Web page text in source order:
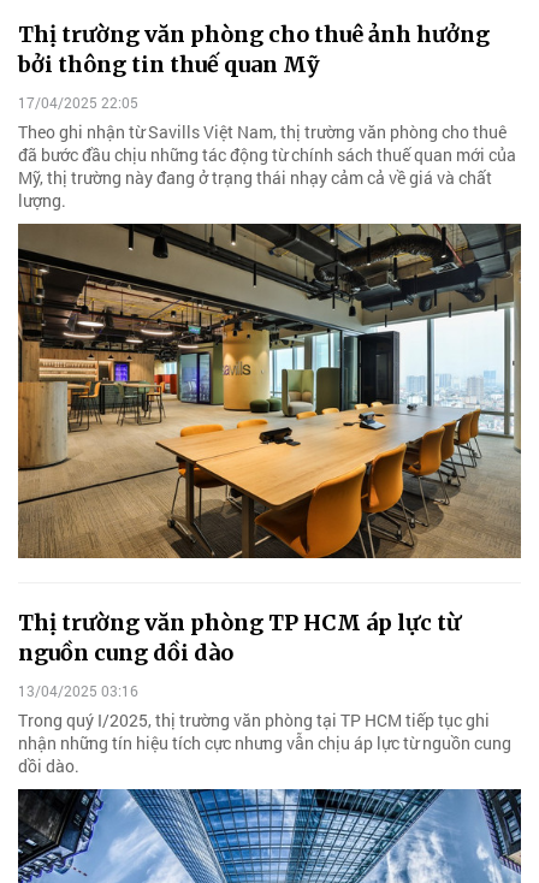
Thị trường văn phòng cho thuê ảnh hưởng
bởi thông tin thuế quan Mỹ
17/04/2025 22:05
Theo ghi nhận từ Savills Việt Nam, thị trường văn phòng cho thuê
đã bước đầu chịu những tác động từ chính sách thuế quan mới của
Mỹ, thị trường này đang ở trạng thái nhạy cảm cả về giá và chất
lượng.
Thị trường văn phòng TP HCM áp lực từ
nguồn cung dồi dào
13/04/2025 03:16
Trong quý I/2025, thị trường văn phòng tại TP HCM tiếp tục ghi
nhận những tín hiệu tích cực nhưng vẫn chịu áp lực từ nguồn cung
dồi dào.